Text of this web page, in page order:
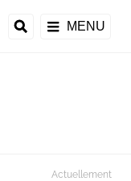
MENU
Actuellement